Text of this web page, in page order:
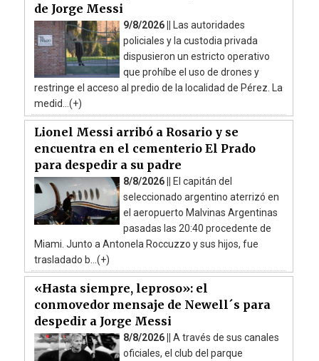
de Jorge Messi
9/8/2026 ||
Las autoridades
policiales y la custodia privada
dispusieron un estricto operativo
que prohíbe el uso de drones y
restringe el acceso al predio de la localidad de Pérez. La
medid...(+)
Lionel Messi arribó a Rosario y se
encuentra en el cementerio El Prado
para despedir a su padre
8/8/2026 ||
El capitán del
seleccionado argentino aterrizó en
el aeropuerto Malvinas Argentinas
pasadas las 20:40 procedente de
Miami. Junto a Antonela Roccuzzo y sus hijos, fue
trasladado b...(+)
«Hasta siempre, leproso»: el
conmovedor mensaje de Newell´s para
despedir a Jorge Messi
8/8/2026 || A través de sus canales
oficiales, el club del parque